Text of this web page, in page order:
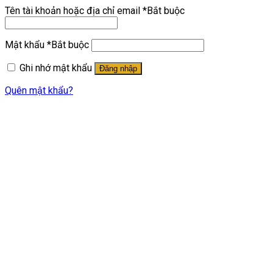
Tên tài khoản hoặc địa chỉ email *Bắt buộc
Mật khẩu *Bắt buộc
Ghi nhớ mật khẩu
Đăng nhập
Quên mật khẩu?